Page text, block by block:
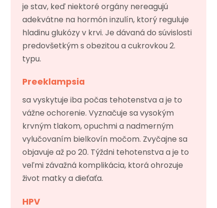
je stav, keď niektoré orgány nereagujú
adekvátne na hormón inzulín, ktorý reguluje
hladinu glukózy v krvi. Je dávaná do súvislosti
predovšetkým s obezitou a cukrovkou 2.
typu.
Preeklampsia
sa vyskytuje iba počas tehotenstva a je to
vážne ochorenie. Vyznačuje sa vysokým
krvným tlakom, opuchmi a nadmerným
vylučovaním bielkovín močom. Zvyčajne sa
objavuje až po 20. Týždni tehotenstva a je to
veľmi závažná komplikácia, ktorá ohrozuje
život matky a dieťaťa.
HPV